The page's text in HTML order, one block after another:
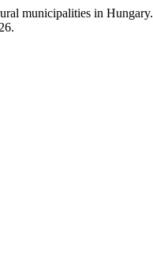
municipalities in Hungary.